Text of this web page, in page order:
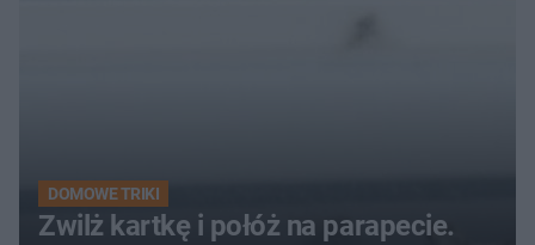
DOMOWE TRIKI
Zwilż kartkę i połóż na parapecie.